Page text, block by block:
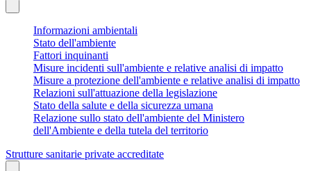
Informazioni ambientali
Stato dell'ambiente
Fattori inquinanti
Misure incidenti sull'ambiente e relative analisi di impatto
Misure a protezione dell'ambiente e relative analisi di impatto
Relazioni sull'attuazione della legislazione
Stato della salute e della sicurezza umana
Relazione sullo stato dell'ambiente del Ministero
dell'Ambiente e della tutela del territorio
Strutture sanitarie private accreditate